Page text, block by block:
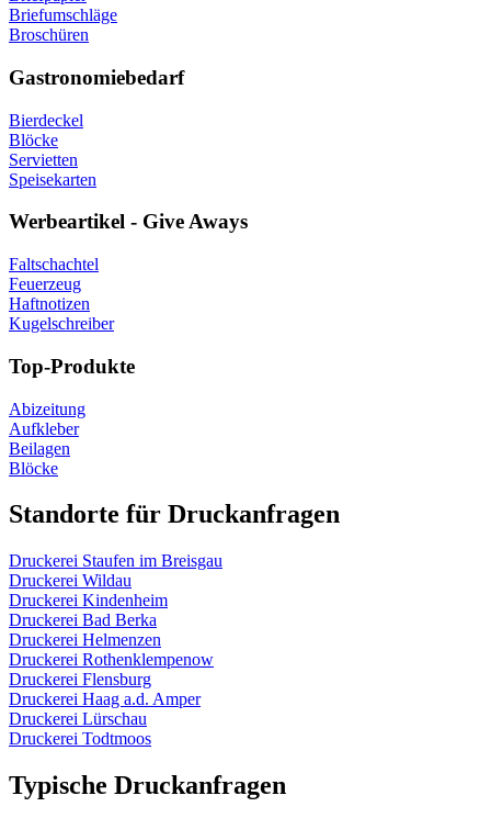
Briefumschläge
Broschüren
Gastronomiebedarf
Bierdeckel
Blöcke
Servietten
Speisekarten
Werbeartikel - Give Aways
Faltschachtel
Feuerzeug
Haftnotizen
Kugelschreiber
Top-Produkte
Abizeitung
Aufkleber
Beilagen
Blöcke
Standorte für Druckanfragen
Druckerei Staufen im Breisgau
Druckerei Wildau
Druckerei Kindenheim
Druckerei Bad Berka
Druckerei Helmenzen
Druckerei Rothenklempenow
Druckerei Flensburg
Druckerei Haag a.d. Amper
Druckerei Lürschau
Druckerei Todtmoos
Typische Druckanfragen